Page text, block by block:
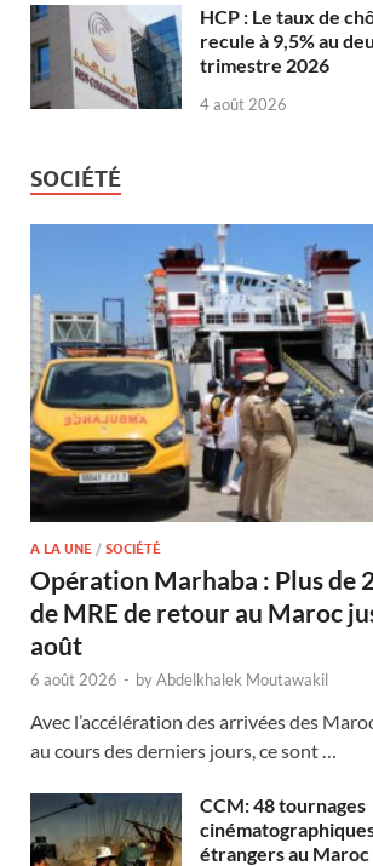
HCP : Le taux de
recule à 9,5% au
trimestre 2026
4 août 2026
SOCIÉTÉ
A LA UNE / SOCIÉTÉ
Opération Marhaba : Plus de
de MRE de retour au Maroc
août
6 août 2026 - byAbdelkhalek Moutawakil
Avec l’accélération des arrivées des
au cours des derniers jours, ce sont …
CCM: 48 tournages
étrangers au Maroc